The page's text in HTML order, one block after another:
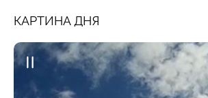
КАРТИНА ДНЯ